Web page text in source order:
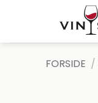
FORSIDE /